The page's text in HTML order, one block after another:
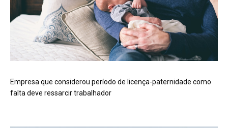
Empresa que considerou período de licença-paternidade como
falta deve ressarcir trabalhador